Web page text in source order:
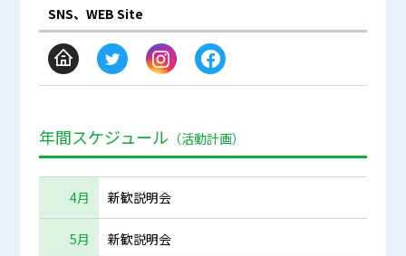
SNS、WEB Site
年間スケジュール （活動計画）
4月 新歓説明会
5月 新歓説明会